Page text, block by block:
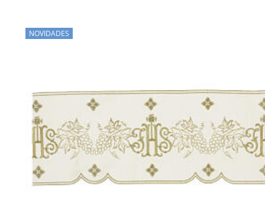
NOVIDADES